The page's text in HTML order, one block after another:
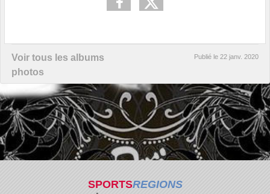
Voir tous les albums
photos
Publié le 22 janv. 2020
SPORTSREGIONS